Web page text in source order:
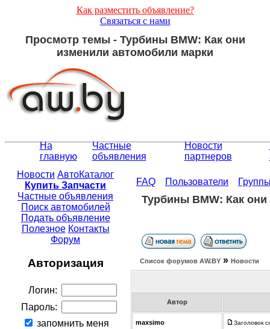
Как разместить объявление?
Связаться с нами
Просмотр темы - Турбины BMW: Как они
изменили автомобили марки
На
главную
Частные
объявления
Новости
партнеров
Новости АвтоКаталог
Купить Запчасти
Частные объявления
Поиск автомобилей
Подать объявление
Полезное Контакты
Форум
Авторизация
Логин:
Пароль:
запомнить меня
FAQ Пользователи
Турбины BMW: Как
Список форумов АW.BY » Новости
Автор
maxsimo
Заголовок